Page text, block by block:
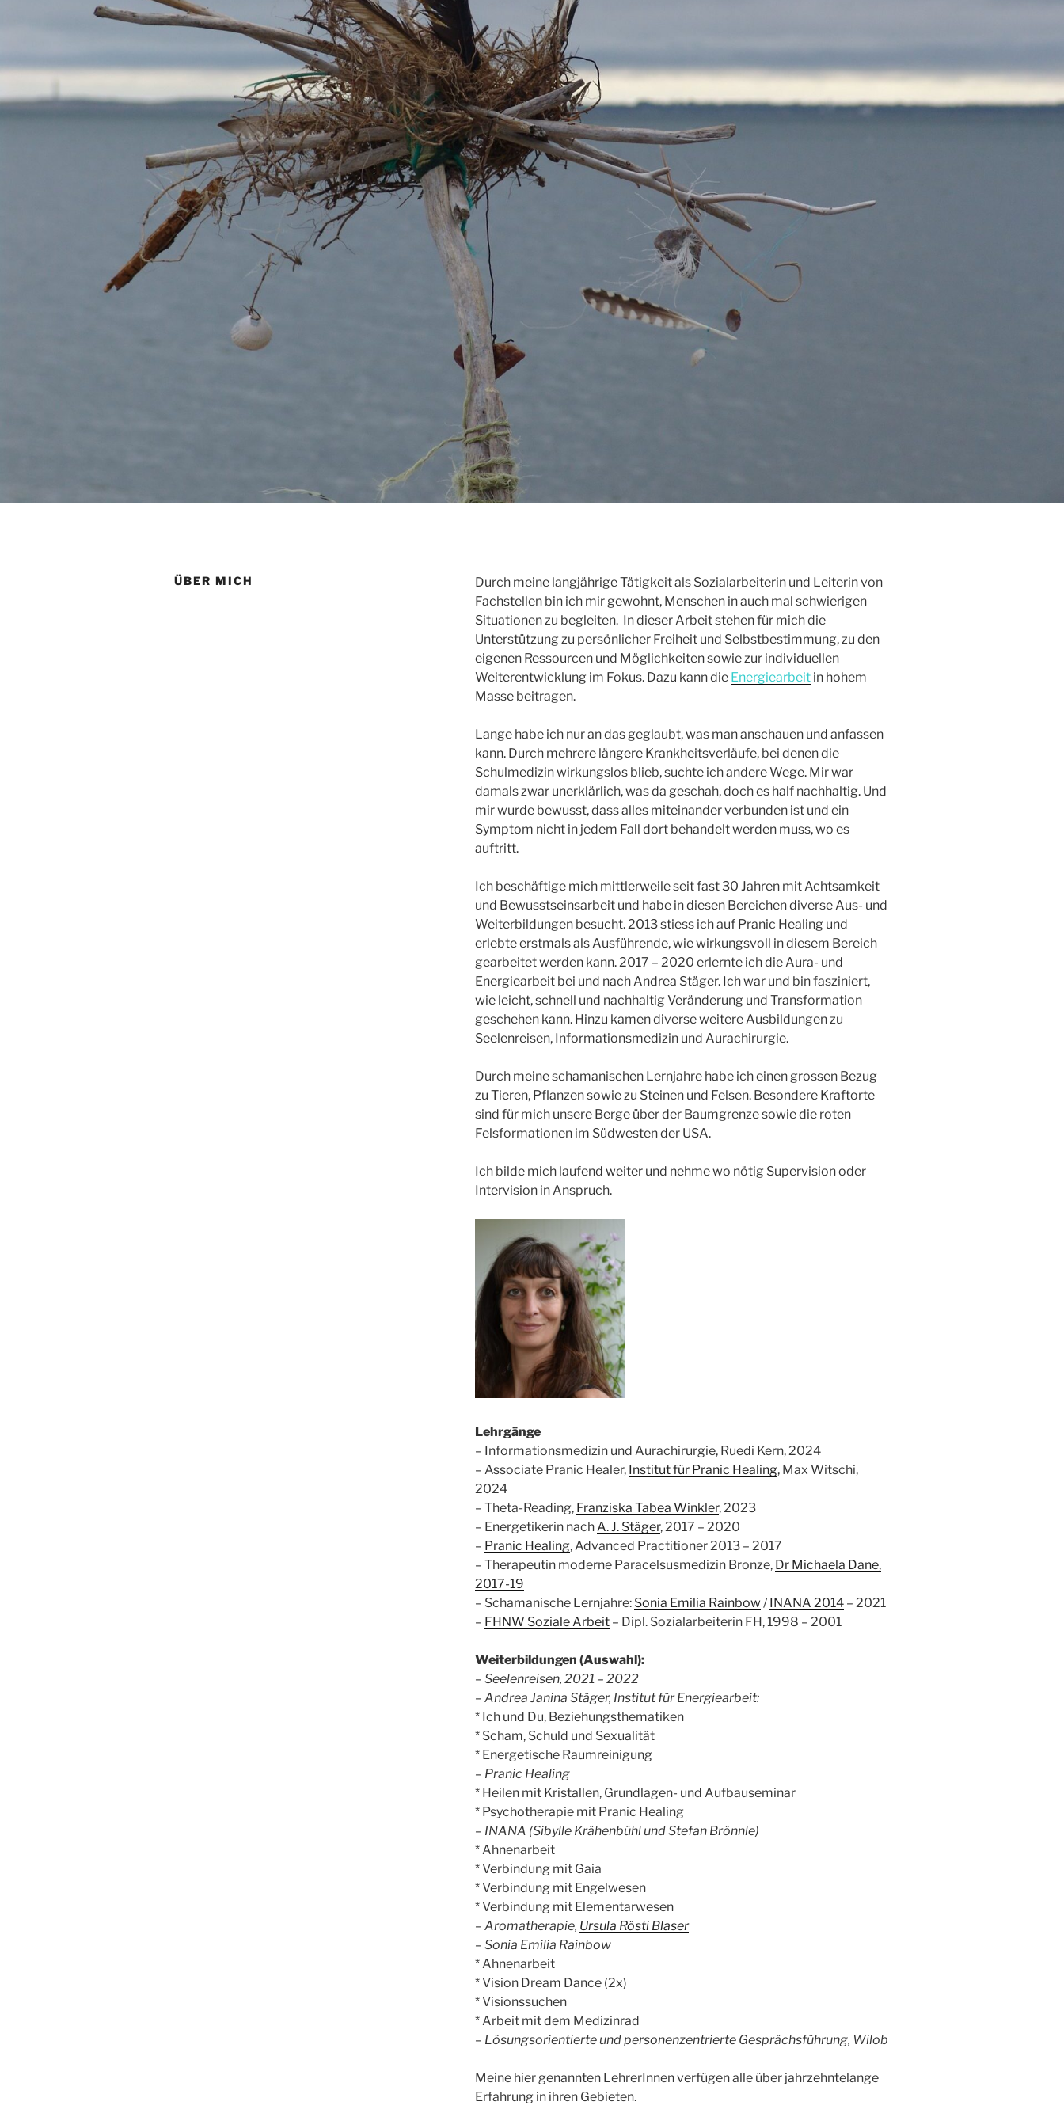
ÜBER MICH
Durch meine langjährige Tätigkeit als Sozialarbeiterin und Leiterin von
Fachstellen bin ich mir gewohnt, Menschen in auch mal schwierigen
Situationen zu begleiten. In dieser Arbeit stehen für mich die
Unterstützung zu persönlicher Freiheit und Selbstbestimmung, zu den
eigenen Ressourcen und Möglichkeiten sowie zur individuellen
Weiterentwicklung im Fokus. Dazu kann die Energiearbeit in hohem
Masse beitragen.
Lange habe ich nur an das geglaubt, was man anschauen und anfassen
kann. Durch mehrere längere Krankheitsverläufe, bei denen die
Schulmedizin wirkungslos blieb, suchte ich andere Wege. Mir war
damals zwar unerklärlich, was da geschah, doch es half nachhaltig. Und
mir wurde bewusst, dass alles miteinander verbunden ist und ein
Symptom nicht in jedem Fall dort behandelt werden muss, wo es
auftritt.
Ich beschäftige mich mittlerweile seit fast 30 Jahren mit Achtsamkeit
und Bewusstseinsarbeit und habe in diesen Bereichen diverse Aus- und
Weiterbildungen besucht. 2013 stiess ich auf Pranic Healing und
erlebte erstmals als Ausführende, wie wirkungsvoll in diesem Bereich
gearbeitet werden kann. 2017 – 2020 erlernte ich die Aura- und
Energiearbeit bei und nach Andrea Stäger. Ich war und bin fasziniert,
wie leicht, schnell und nachhaltig Veränderung und Transformation
geschehen kann. Hinzu kamen diverse weitere Ausbildungen zu
Seelenreisen, Informationsmedizin und Aurachirurgie.
Durch meine schamanischen Lernjahre habe ich einen grossen Bezug
zu Tieren, Pflanzen sowie zu Steinen und Felsen. Besondere Kraftorte
sind für mich unsere Berge über der Baumgrenze sowie die roten
Felsformationen im Südwesten der USA.
Ich bilde mich laufend weiter und nehme wo nötig Supervision oder
Intervision in Anspruch.
Lehrgänge
– Informationsmedizin und Aurachirurgie, Ruedi Kern, 2024
– Associate Pranic Healer, Institut für Pranic Healing, Max Witschi,
2024
– Theta-Reading, Franziska Tabea Winkler, 2023
– Energetikerin nachA. J. Stäger, 2017 – 2020
– Pranic Healing, Advanced Practitioner 2013 – 2017
– Therapeutin moderne Paracelsusmedizin Bronze, Dr Michaela Dane,
2017-19
– Schamanische Lernjahre: Sonia Emilia Rainbow /INANA 2014– 2021
– FHNW Soziale Arbeit– Dipl. Sozialarbeiterin FH, 1998 – 2001
Weiterbildungen (Auswahl):
– Seelenreisen, 2021 – 2022
– Andrea Janina Stäger, Institut für Energiearbeit:
* Ich und Du, Beziehungsthematiken
* Scham, Schuld und Sexualität
* Energetische Raumreinigung
– Pranic Healing
* Heilen mit Kristallen, Grundlagen- und Aufbauseminar
* Psychotherapie mit Pranic Healing
– INANA (Sibylle Krähenbühl und Stefan Brönnle)
* Ahnenarbeit
* Verbindung mit Gaia
* Verbindung mit Engelwesen
* Verbindung mit Elementarwesen
– Aromatherapie, Ursula Rösti Blaser
– Sonia Emilia Rainbow
* Ahnenarbeit
* Vision Dream Dance (2x)
* Visionssuchen
* Arbeit mit dem Medizinrad
– Lösungsorientierte und personenzentrierte Gesprächsführung, Wilob
Meine hier genannten LehrerInnen verfügen alle über jahrzehntelange
Erfahrung in ihren Gebieten.